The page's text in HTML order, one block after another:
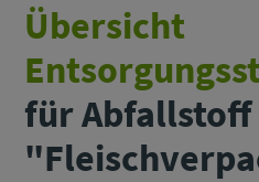
Übersicht
für Abfallstoff